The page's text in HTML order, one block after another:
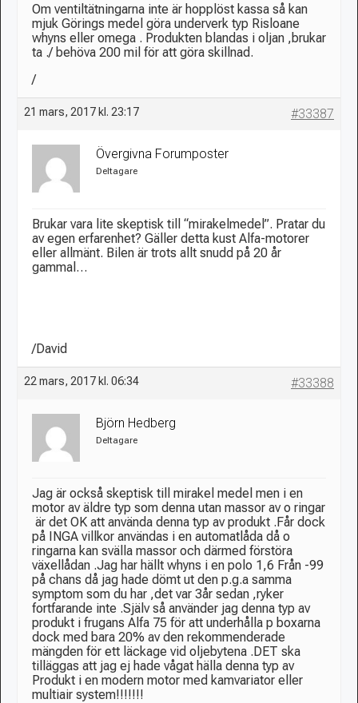
Om ventiltätningarna inte är hopplöst kassa så kan
mjuk Görings medel göra underverk typ Risloane
whyns eller omega . Produkten blandas i oljan ,brukar
ta ./ behöva 200 mil för att göra skillnad.
/
21 mars, 2017 kl. 23:17 #33387
Övergivna Forumposter
Deltagare
Brukar vara lite skeptisk till “mirakelmedel”. Pratar du
av egen erfarenhet? Gäller detta kust Alfa-motorer
eller allmänt. Bilen är trots allt snudd på 20 år
gammal…
/David
22 mars, 2017 kl. 06:34 #33388
Björn Hedberg
Deltagare
Jag är också skeptisk till mirakel medel men i en
motor av äldre typ som denna utan massor av o ringar
är det OK att använda denna typ av produkt .Får dock
på INGA villkor användas i en automatlåda då o
ringarna kan svälla massor och därmed förstöra
växellådan .Jag har hällt whyns i en polo 1,6 Från -99
på chans då jag hade dömt ut den p.g.a samma
symptom som du har ,det var 3år sedan ,ryker
fortfarande inte .Själv så använder jag denna typ av
produkt i frugans Alfa 75 för att underhålla p boxarna
dock med bara 20% av den rekommenderade
mängden för ett läckage vid oljebytena .DET ska
tilläggas att jag ej hade vågat hälla denna typ av
Produkt i en modern motor med kamvariator eller
multiair system!!!!!!!